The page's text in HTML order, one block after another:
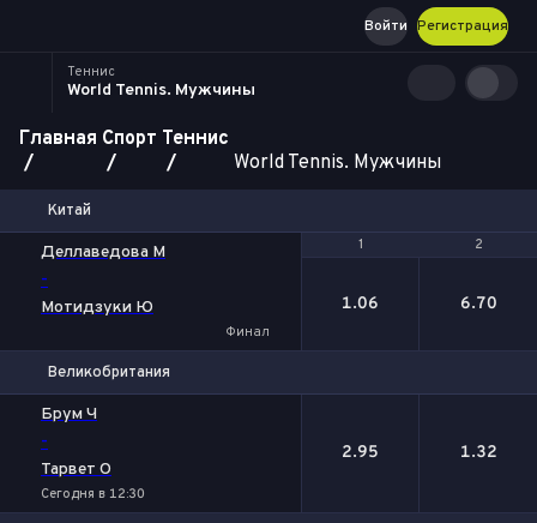
Регистрация
Войти
Теннис
World Tennis. Мужчины
Главная Спорт Теннис
World Tennis. Мужчины
Китай
1 2
Деллаведова М
-
Мотидзуки Ю
Финал
1 2
1.06 6.70
Великобритания
Брум Ч
-
Тарвет О
Сегодня в 12:30
2.95 1.32